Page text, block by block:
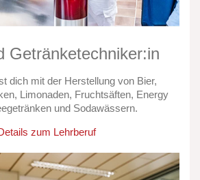
Getränketechniker:in
dich mit der Herstellung von Bier,
Limonaden, Fruchtsäften, Energy
und Sodawässern.
zum Lehrberuf